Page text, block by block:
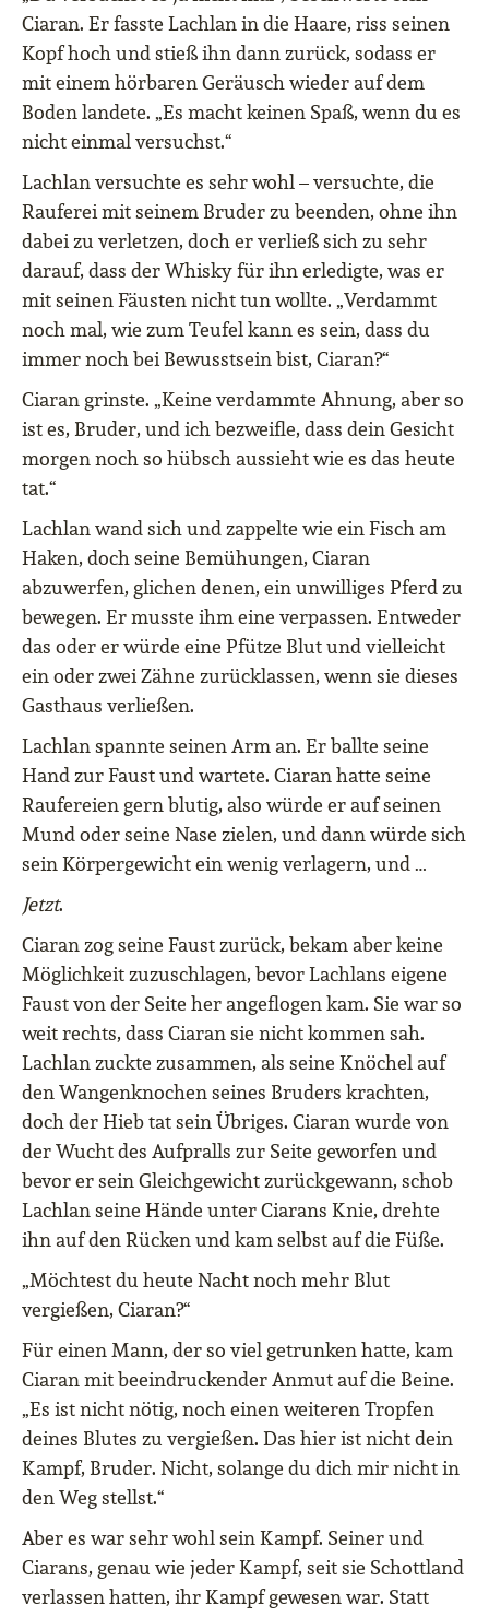
Ciaran. Er fasste Lachlan in die Haare, riss seinen
Kopf hoch und stieß ihn dann zurück, sodass er
mit einem hörbaren Geräusch wieder auf dem
Boden landete. „Es macht keinen Spaß, wenn du es
nicht einmal versuchst.“
Lachlan versuchte es sehr wohl – versuchte, die
Rauferei mit seinem Bruder zu beenden, ohne ihn
dabei zu verletzen, doch er verließ sich zu sehr
darauf, dass der Whisky für ihn erledigte, was er
mit seinen Fäusten nicht tun wollte. „Verdammt
noch mal, wie zum Teufel kann es sein, dass du
immer noch bei Bewusstsein bist, Ciaran?“
Ciaran grinste. „Keine verdammte Ahnung, aber so
ist es, Bruder, und ich bezweifle, dass dein Gesicht
morgen noch so hübsch aussieht wie es das heute
tat.“
Lachlan wand sich und zappelte wie ein Fisch am
Haken, doch seine Bemühungen, Ciaran
abzuwerfen, glichen denen, ein unwilliges Pferd zu
bewegen. Er musste ihm eine verpassen. Entweder
das oder er würde eine Pfütze Blut und vielleicht
ein oder zwei Zähne zurücklassen, wenn sie dieses
Gasthaus verließen.
Lachlan spannte seinen Arm an. Er ballte seine
Hand zur Faust und wartete. Ciaran hatte seine
Raufereien gern blutig, also würde er auf seinen
Mund oder seine Nase zielen, und dann würde sich
sein Körpergewicht ein wenig verlagern, und …
Jetzt.
Ciaran zog seine Faust zurück, bekam aber keine
Möglichkeit zuzuschlagen, bevor Lachlans eigene
Faust von der Seite her angeflogen kam. Sie war so
weit rechts, dass Ciaran sie nicht kommen sah.
Lachlan zuckte zusammen, als seine Knöchel auf
den Wangenknochen seines Bruders krachten,
doch der Hieb tat sein Übriges. Ciaran wurde von
der Wucht des Aufpralls zur Seite geworfen und
bevor er sein Gleichgewicht zurückgewann, schob
Lachlan seine Hände unter Ciarans Knie, drehte
ihn auf den Rücken und kam selbst auf die Füße.
„Möchtest du heute Nacht noch mehr Blut
vergießen, Ciaran?“
Für einen Mann, der so viel getrunken hatte, kam
Ciaran mit beeindruckender Anmut auf die Beine.
„Es ist nicht nötig, noch einen weiteren Tropfen
deines Blutes zu vergießen. Das hier ist nicht dein
Kampf, Bruder. Nicht, solange du dich mir nicht in
den Weg stellst.“
Aber es war sehr wohl sein Kampf. Seiner und
Ciarans, genau wie jeder Kampf, seit sie Schottland
verlassen hatten, ihr Kampf gewesen war. Statt